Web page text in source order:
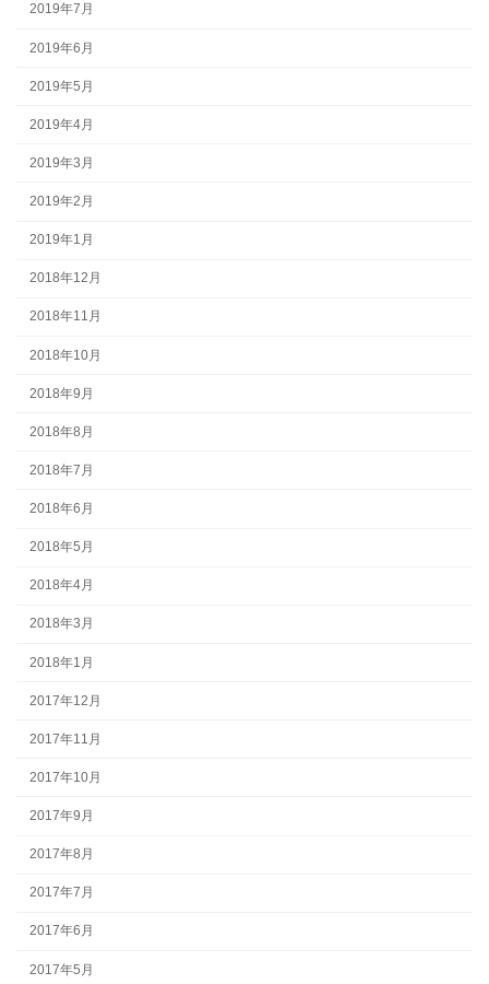
2019年7月
2019年6月
2019年5月
2019年4月
2019年3月
2019年2月
2019年1月
2018年12月
2018年11月
2018年10月
2018年9月
2018年8月
2018年7月
2018年6月
2018年5月
2018年4月
2018年3月
2018年1月
2017年12月
2017年11月
2017年10月
2017年9月
2017年8月
2017年7月
2017年6月
2017年5月